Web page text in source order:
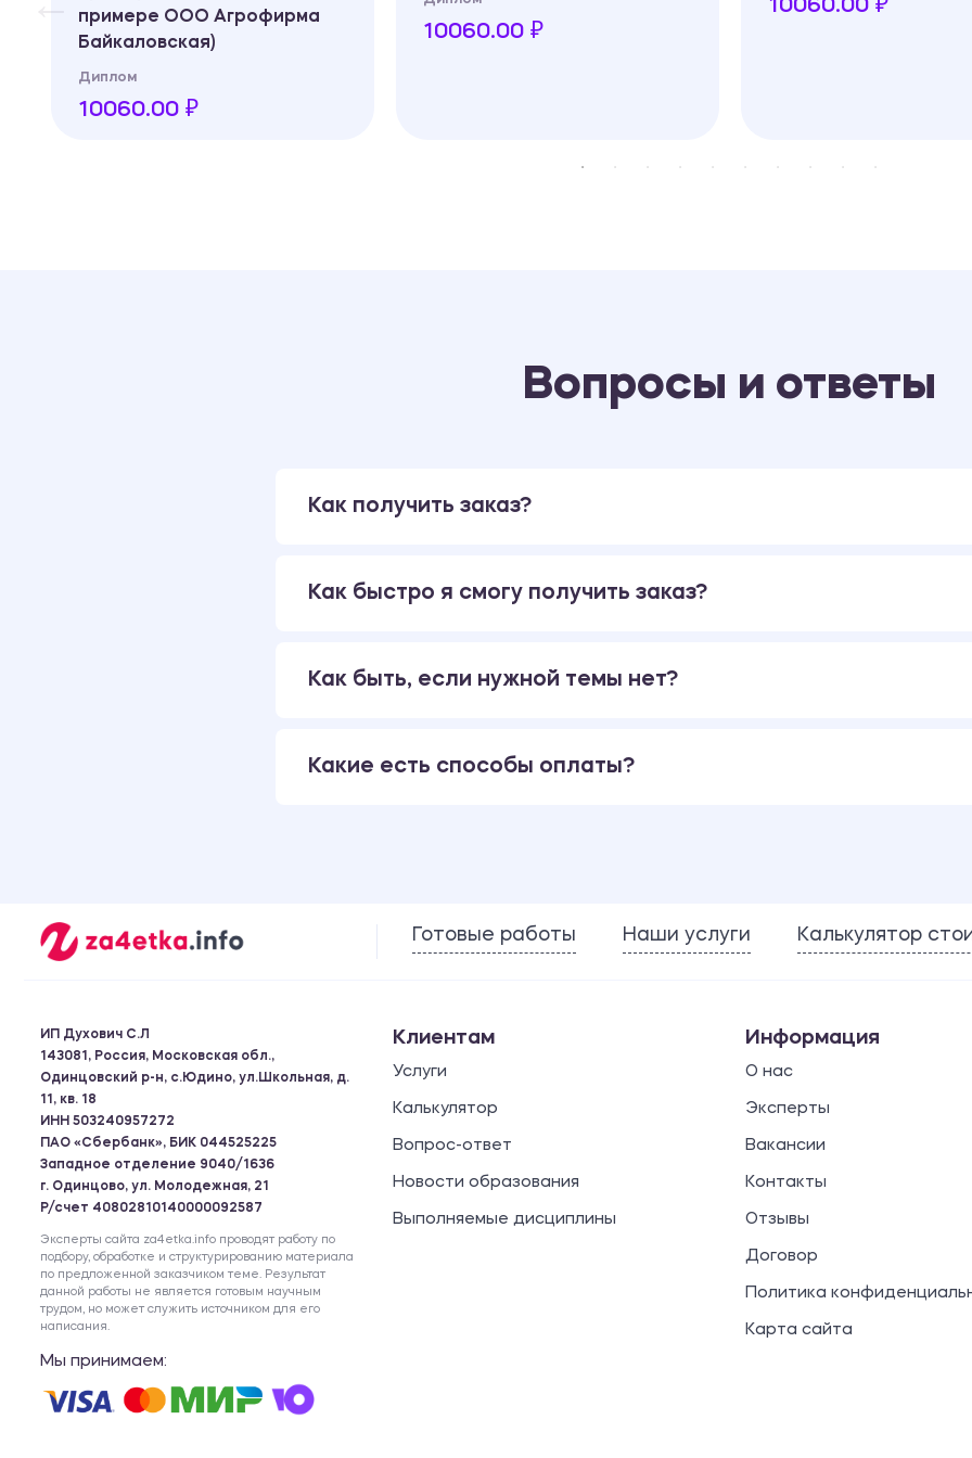
примере ООО Агрофирма
Байкаловская)
Диплом
10060.00 ₽
10060.00 ₽
10060.00 ₽
Вопросы и ответы
Как получить заказ?
Как быстро я смогу получить заказ?
Как быть, если нужной темы нет?
Какие есть способы оплаты?
Готовые работы Наши услуги Калькулятор
ИП Духович С.Л
143081, Россия, Московская обл.,
Одинцовский р-н, с.Юдино, ул.Школьная, д.
11, кв. 18
ИНН 503240957272
ПАО «Сбербанк», БИК 044525225
Западное отделение 9040/1636
г. Одинцово, ул. Молодежная, 21
Р/счет 40802810140000092587
Эксперты сайта za4etka.info проводят работу по
подбору, обработке и структурированию материала
по предложенной заказчиком теме. Результат
данной работы не является готовым научным
трудом, но может служить источником для его
написания.
Мы принимаем:
Клиентам
Услуги
Калькулятор
Вопрос-ответ
Новости образования
Выполняемые дисциплины
Информация
О нас
Эксперты
Вакансии
Контакты
Отзывы
Договор
Политика
Карта сайта